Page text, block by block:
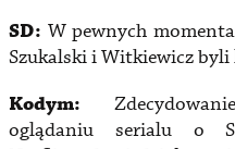
SD: W pewnych
Szukalski i Witkiewicz
Kodym:
oglądaniu serialu o